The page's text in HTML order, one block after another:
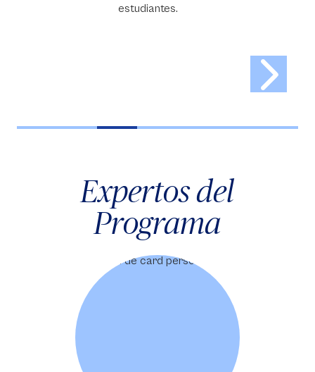
que busca integrar la formación académica
Expertos del
Programa